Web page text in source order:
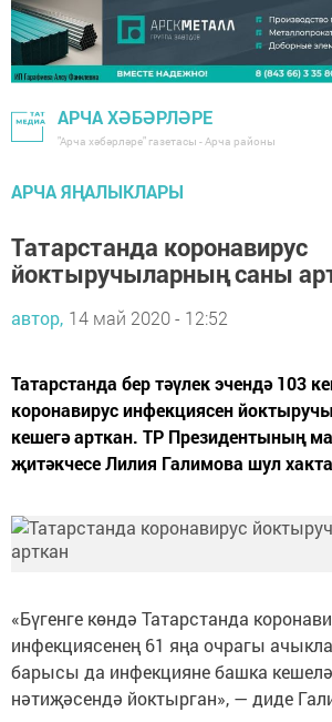
АРЧА ХӘБӘРЛӘРЕ
"Арча хәбәрләре" газетасы - Арча районы
АРЧА ЯҢАЛЫКЛАРЫ
Татарстанда коронавирус
йоктыручыларның саны
автор, 14 май 2020 - 12:52
Татарстанда бер тәүлек эчендә 103
коронавирус инфекциясен
кешегә арткан. ТР Президентының
җитәкчесе Лилия Галимова шул
«Бүгенге көндә Татарстанда
инфекциясенең 61 яңа очрагы
барысы да инфекцияне башка
нәтиҗәсендә йоктырган», — диде